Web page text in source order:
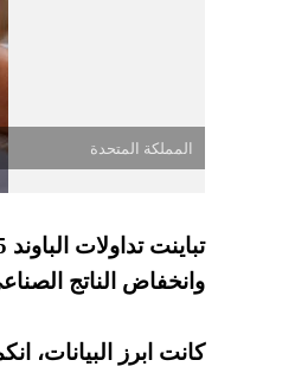
المملكة المتحدة
وانخفاض الناتج
كانت ابرز البيانات،